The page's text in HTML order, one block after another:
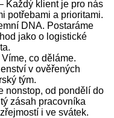
Každý klient je pro nás
potřebami a prioritami.
DNA. Postaráme
jako o logistické
Víme, co děláme.
v ověřených
tým.
nonstop, od pondělí do
zásah pracovníka
i ve svátek.